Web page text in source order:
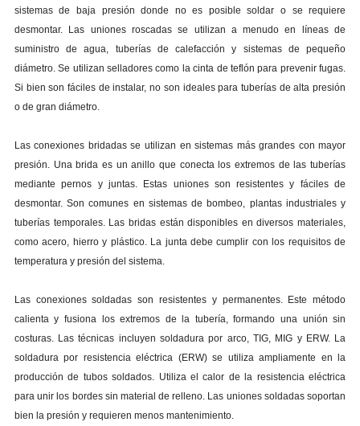
sistemas de baja presión donde no es posible soldar o se requiere
desmontar. Las uniones roscadas se utilizan a menudo en líneas de
suministro de agua, tuberías de calefacción y sistemas de pequeño
diámetro. Se utilizan selladores como la cinta de teflón para prevenir fugas.
Si bien son fáciles de instalar, no son ideales para tuberías de alta presión
o de gran diámetro.
Las conexiones bridadas se utilizan en sistemas más grandes con mayor
presión. Una brida es un anillo que conecta los extremos de las tuberías
mediante pernos y juntas. Estas uniones son resistentes y fáciles de
desmontar. Son comunes en sistemas de bombeo, plantas industriales y
tuberías temporales. Las bridas están disponibles en diversos materiales,
como acero, hierro y plástico. La junta debe cumplir con los requisitos de
temperatura y presión del sistema.
Las conexiones soldadas son resistentes y permanentes. Este método
calienta y fusiona los extremos de la tubería, formando una unión sin
costuras. Las técnicas incluyen soldadura por arco, TIG, MIG y ERW. La
soldadura por resistencia eléctrica (ERW) se utiliza ampliamente en la
producción de tubos soldados. Utiliza el calor de la resistencia eléctrica
para unir los bordes sin material de relleno. Las uniones soldadas soportan
bien la presión y requieren menos mantenimiento.